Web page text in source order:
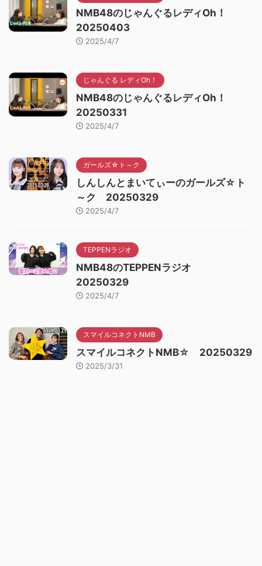
NMB48のじゃんぐるレディOh！
20250403
2025/4/7
じゃんぐる レディOh！
NMB48のじゃんぐるレディOh！
20250331
2025/4/7
ガールズ☆ト～ク
しんしんとまいてぃーのガールズ☆ト
～ク 20250329
2025/4/7
TEPPENラジオ
NMB48のTEPPENラジオ
20250329
2025/4/7
スマイルコネクトNMB
スマイルコネクトNMB☆ 20250329
2025/3/31